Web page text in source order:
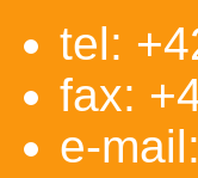
tel:
fax:
e-mail: